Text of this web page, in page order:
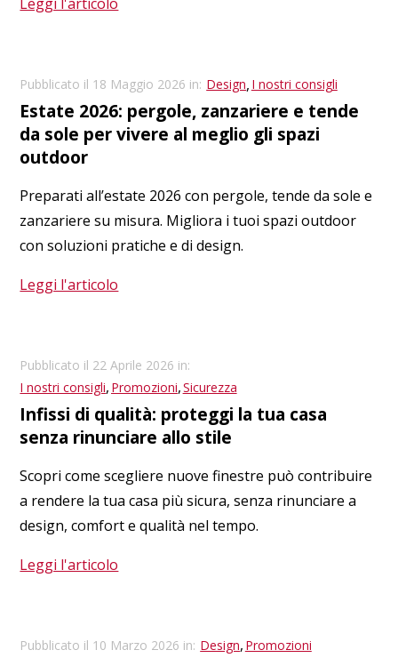
Pubblicato il 18 Maggio 2026 in: Design, I nostri consigli
Estate 2026: pergole, zanzariere e tende
da sole per vivere al meglio gli spazi
outdoor
Preparati all’estate 2026 con pergole, tende da sole e
zanzariere su misura. Migliora i tuoi spazi outdoor
con soluzioni pratiche e di design.
Leggi l'articolo
Pubblicato il 22 Aprile 2026 in:
I nostri consigli, Promozioni,Sicurezza
Infissi di qualità: proteggi la tua casa
senza rinunciare allo stile
Scopri come scegliere nuove finestre può contribuire
a rendere la tua casa più sicura, senza rinunciare a
design, comfort e qualità nel tempo.
Leggi l'articolo
Pubblicato il 10 Marzo 2026 in: Design, Promozioni